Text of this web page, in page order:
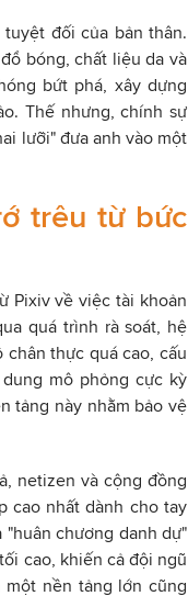
đối của bản thân.
bóng, chất liệu da và
bứt phá, xây dựng
Thế nhưng, chính sự
lưỡi" đưa anh vào một
trêu từ bức
Pixiv về việc tài khoản
quá trình rà soát, hệ
thực quá cao, cấu
mô phỏng cực kỳ
tảng này nhằm bảo vệ
netizen và cộng đồng
cao nhất dành cho tay
"huân chương danh dự"
cao, khiến cả đội ngũ
nền tảng lớn cũng